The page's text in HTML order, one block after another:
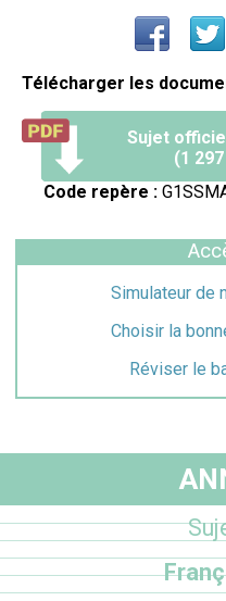
Télécharger les
Sujet
(1
Code repère :
Simulateur de
Choisir la
Réviser le